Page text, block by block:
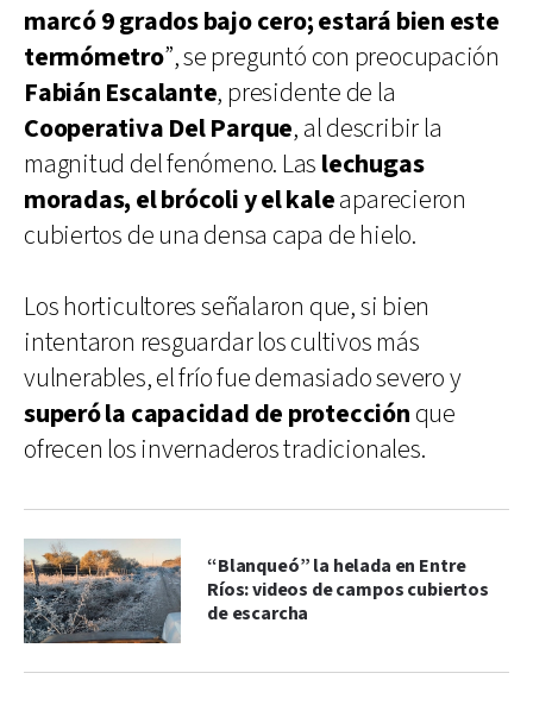
marcó 9 grados bajo cero; estará bien este
termómetro”, se preguntó con preocupación
Fabián Escalante, presidente de la
Cooperativa Del Parque, al describir la
magnitud del fenómeno. Las lechugas
moradas, el brócoli y el kaleaparecieron
cubiertos de una densa capa de hielo.
Los horticultores señalaron que, si bien
intentaron resguardar los cultivos más
vulnerables, el frío fue demasiado severo y
superó la capacidad de protección que
ofrecen los invernaderos tradicionales.
“Blanqueó” la helada en Entre
Ríos: videos de campos cubiertos
de escarcha